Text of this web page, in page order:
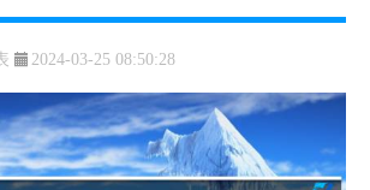
2024-03-25 08:50:28